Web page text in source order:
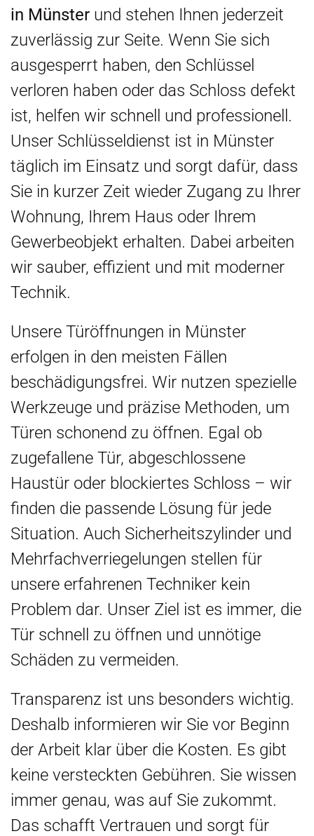
in Münster und stehen Ihnen jederzeit
zuverlässig zur Seite. Wenn Sie sich
ausgesperrt haben, den Schlüssel
verloren haben oder das Schloss defekt
ist, helfen wir schnell und professionell.
Unser Schlüsseldienst ist in Münster
täglich im Einsatz und sorgt dafür, dass
Sie in kurzer Zeit wieder Zugang zu Ihrer
Wohnung, Ihrem Haus oder Ihrem
Gewerbeobjekt erhalten. Dabei arbeiten
wir sauber, effizient und mit moderner
Technik.
Unsere Türöffnungen in Münster
erfolgen in den meisten Fällen
beschädigungsfrei. Wir nutzen spezielle
Werkzeuge und präzise Methoden, um
Türen schonend zu öffnen. Egal ob
zugefallene Tür, abgeschlossene
Haustür oder blockiertes Schloss – wir
finden die passende Lösung für jede
Situation. Auch Sicherheitszylinder und
Mehrfachverriegelungen stellen für
unsere erfahrenen Techniker kein
Problem dar. Unser Ziel ist es immer, die
Tür schnell zu öffnen und unnötige
Schäden zu vermeiden.
Transparenz ist uns besonders wichtig.
Deshalb informieren wir Sie vor Beginn
der Arbeit klar über die Kosten. Es gibt
keine versteckten Gebühren. Sie wissen
immer genau, was auf Sie zukommt.
Das schafft Vertrauen und sorgt für